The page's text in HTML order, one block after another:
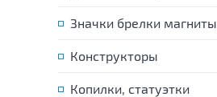
Значки брелки магниты
Конструкторы
Копилки, статуэтки